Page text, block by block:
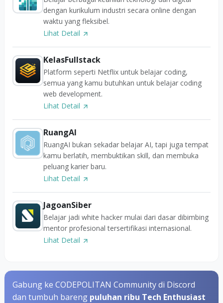
dengan kurikulum industri secara online dengan
waktu yang fleksibel.
Lihat Detail
KelasFullstack
Platform seperti Netflix untuk belajar coding,
semua yang kamu butuhkan untuk belajar coding
web development.
Lihat Detail
RuangAI
RuangAI bukan sekadar belajar AI, tapi juga tempat
kamu berlatih, membuktikan skill, dan membuka
peluang karier baru.
Lihat Detail
JagoanSiber
Belajar jadi white hacker mulai dari dasar dibimbing
mentor profesional tersertifikasi internasional.
Lihat Detail
Gabung ke CODEPOLITAN Community di Discord
dan tumbuh bareng puluhan ribu Tech Enthusiast